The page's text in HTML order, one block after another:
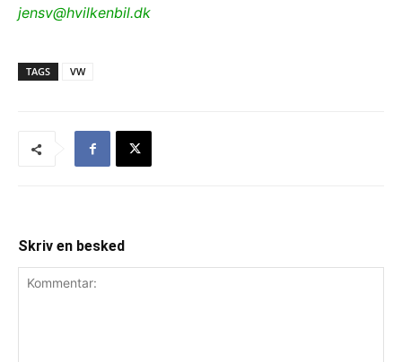
jensv@hvilkenbil.dk
TAGS VW
Skriv en besked